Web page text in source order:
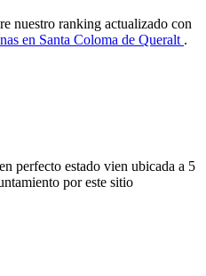
nuestro ranking actualizado con
en Santa Coloma de Queralt .
perfecto estado vien ubicada a 5
por este sitio